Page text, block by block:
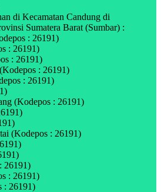
di Kecamatan Candung di
Sumatera Barat (Sumbar) :
: 26191)
: 26191)
: 26191)
: 26191)
: 26191)
(Kodepos : 26191)
(Kodepos : 26191)
26191)
: 26191)
: 26191)